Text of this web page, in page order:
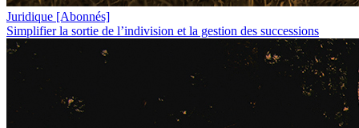
Juridique [Abonnés]
Simplifier la sortie de l’indivision et la gestion des successions